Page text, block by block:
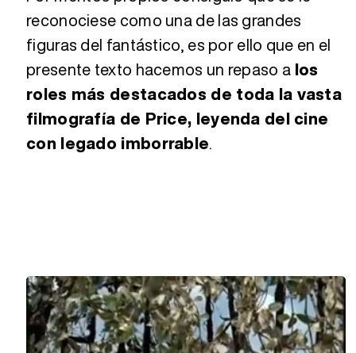
reconociese como una de las grandes
figuras del fantástico, es por ello que en el
presente texto hacemos un repaso a los
roles más destacados de toda la vasta
filmografía de Price, leyenda del cine
con legado imborrable.